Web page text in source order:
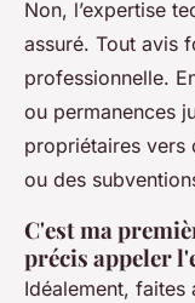
Non, l’expertise
assuré. Tout avis
professionnelle.
ou permanences
propriétaires vers
ou des
C'est ma
précis appeler
Idéalement,